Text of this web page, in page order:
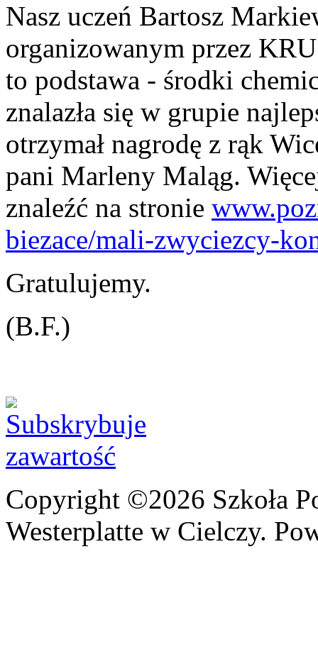
Nasz uczeń Bartosz
organizowanym przez
to podstawa - środki
znalazła się w grupie
otrzymał nagrodę z rąk
pani Marleny Maląg.
znaleźć na stronie
biezace/mali-zwyciezcy-
Gratulujemy.
(B.F.)
Copyright ©2026 Szkoła
Westerplatte w Cielczy.